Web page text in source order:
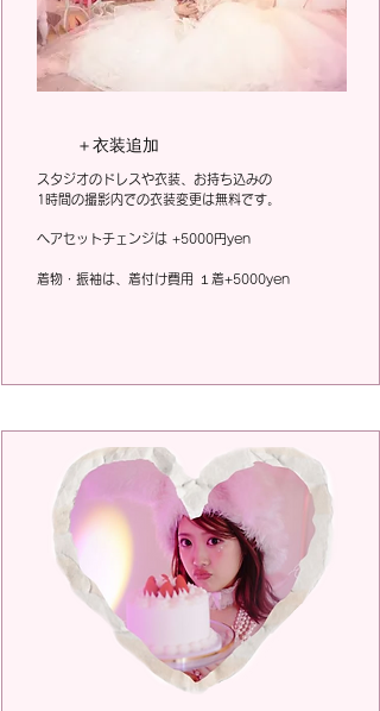
​＋衣装追加
スタジオのドレスや衣装、お持ち込みの
1時間の撮影内での衣装変更は無料です。
​ヘアセットチェンジは +5000円yen
着物・振袖は、着付け費用 １着+5000yen